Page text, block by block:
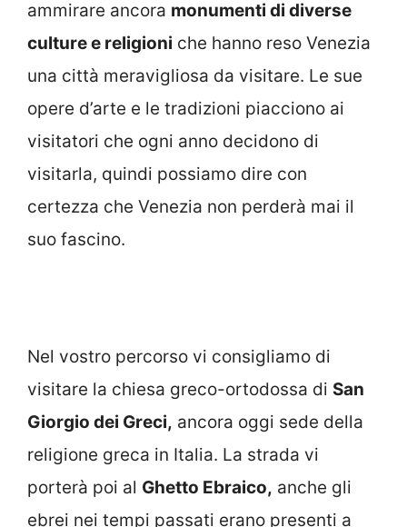
ammirare ancora monumenti di diverse
culture e religioni che hanno reso Venezia
una città meravigliosa da visitare. Le sue
opere d’arte e le tradizioni piacciono ai
visitatori che ogni anno decidono di
visitarla, quindi possiamo dire con
certezza che Venezia non perderà mai il
suo fascino.
Nel vostro percorso vi consigliamo di
visitare la chiesa greco-ortodossa di San
Giorgio dei Greci, ancora oggi sede della
religione greca in Italia. La strada vi
porterà poi al Ghetto Ebraico, anche gli
ebrei nei tempi passati erano presenti a